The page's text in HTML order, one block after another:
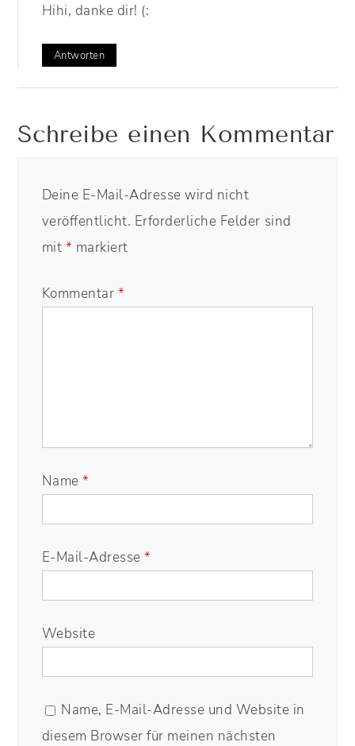
Hihi, danke dir! (:
Antworten
Schreibe einen Kommentar
Deine E-Mail-Adresse wird nicht
veröffentlicht. Erforderliche Felder sind
mit * markiert
Kommentar *
Name*
E-Mail-Adresse*
Website
Name, E-Mail-Adresse und Website in
diesem Browser für meinen nächsten